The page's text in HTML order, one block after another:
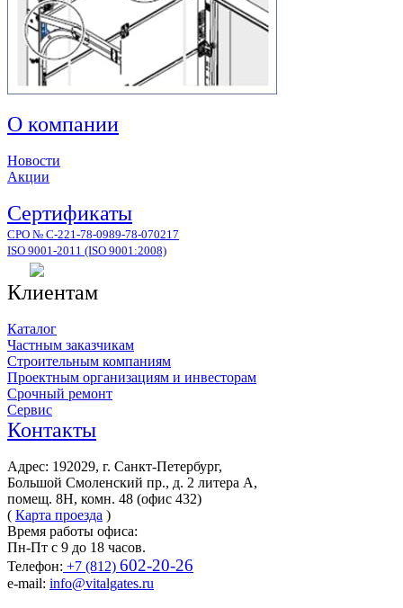
О компании
Новости
Акции
Сертификаты
СРО № С-221-78-0989-78-070217
ISO 9001-2011 (ISO 9001:2008)
Клиентам
Каталог
Частным заказчикам
Строительным компаниям
Проектным организациям и инвесторам
Срочный ремонт
Сервис
Контакты
Адрес: 192029, г. Санкт-Петербург,
Большой Смоленский пр., д. 2 литера А,
помещ. 8Н, комн. 48 (офис 432)
( Карта проезда )
Время работы офиса:
Пн-Пт с 9 до 18 часов.
Телефон: +7 (812) 602-20-26
e-mail: info@vitalgates.ru